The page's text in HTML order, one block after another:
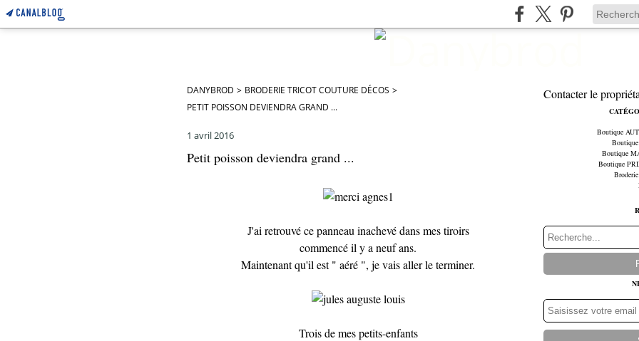
DANYBROD > BRODERIE TRICOT COUTURE DÉCOS >
PETIT POISSON DEVIENDRA GRAND ...
1 avril 2016
Petit poisson deviendra grand ...
J'ai retrouvé ce panneau inachevé dans mes tiroirs
commencé il y a neuf ans.
Maintenant qu'il est " aéré ", je vais aller le terminer.
Trois de mes petits-enfants
Contacter le
Boutique
Boutique
Boutique